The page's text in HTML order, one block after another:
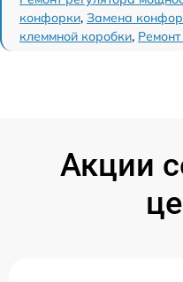
конфорки, Замена
клеммной коробки,
Акции